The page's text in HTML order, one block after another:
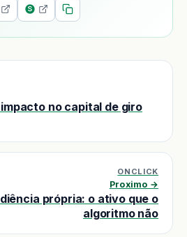
no capital de giro
ONCLICK
Proximo →
própria: o ativo que o
algoritmo não